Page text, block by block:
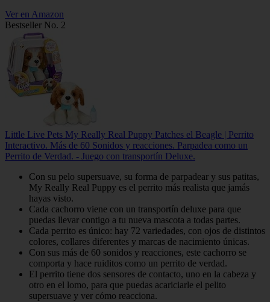
Ver en Amazon
Bestseller No. 2
Little Live Pets My Really Real Puppy Patches el Beagle | Perrito
Interactivo. Más de 60 Sonidos y reacciones. Parpadea como un
Perrito de Verdad. - Juego con transportín Deluxe.
Con su pelo supersuave, su forma de parpadear y sus patitas,
My Really Real Puppy es el perrito más realista que jamás
hayas visto.
Cada cachorro viene con un transportín deluxe para que
puedas llevar contigo a tu nueva mascota a todas partes.
Cada perrito es único: hay 72 variedades, con ojos de distintos
colores, collares diferentes y marcas de nacimiento únicas.
Con sus más de 60 sonidos y reacciones, este cachorro se
comporta y hace ruiditos como un perrito de verdad.
El perrito tiene dos sensores de contacto, uno en la cabeza y
otro en el lomo, para que puedas acariciarle el pelito
supersuave y ver cómo reacciona.